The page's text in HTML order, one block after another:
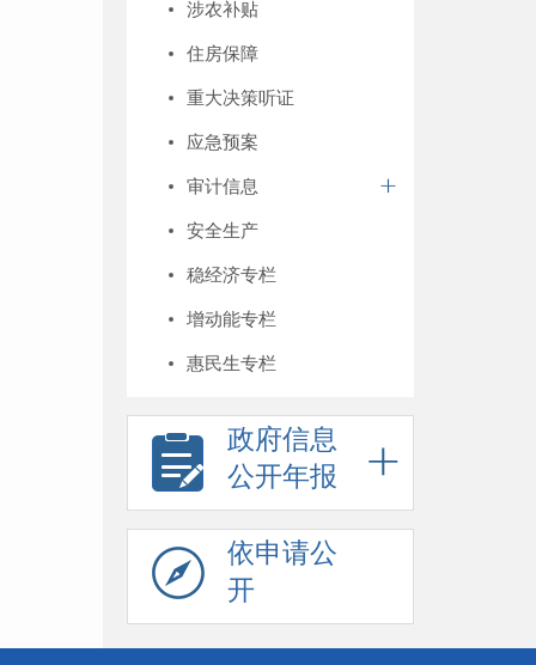
涉农补贴
住房保障
重大决策听证
应急预案
审计信息
安全生产
稳经济专栏
增动能专栏
惠民生专栏
政府信息
公开年报
依申请公
开